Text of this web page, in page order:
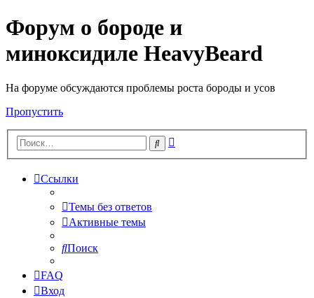
Форум о бороде и
миноксидиле HeavyBeard
На форуме обсуждаются проблемы роста бороды и усов
Пропустить
Поиск
Ссылки
Темы без ответов
Активные темы
Поиск
FAQ
Вход